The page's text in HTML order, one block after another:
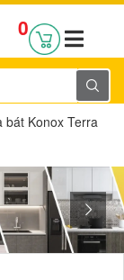
0
bát Konox Terra